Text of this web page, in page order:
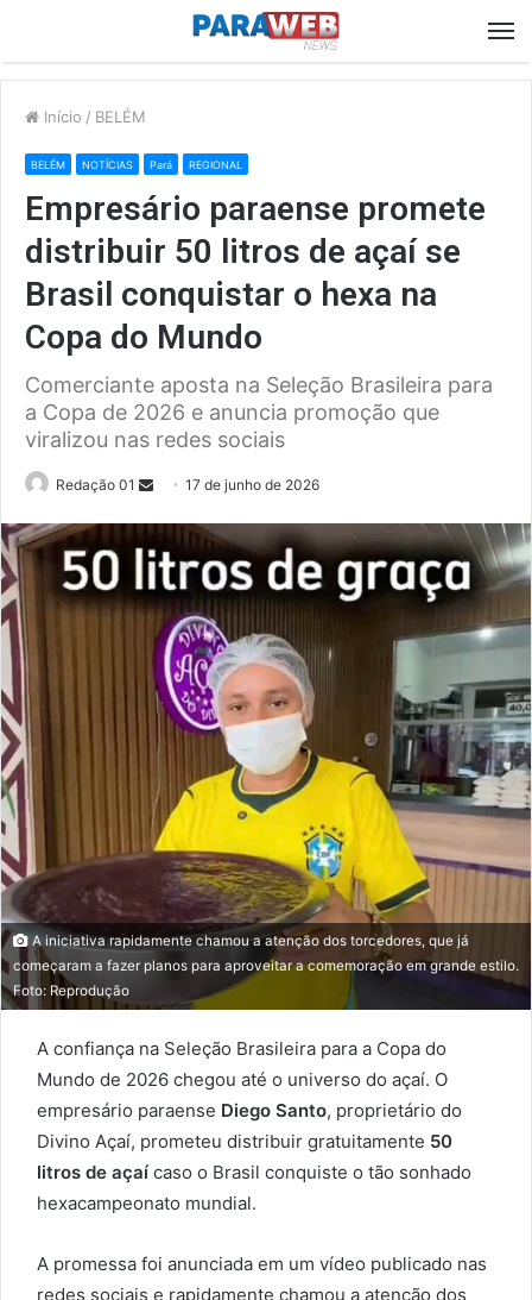
Início / BELÉM
BELÉM NOTÍCIAS Pará REGIONAL
Empresário paraense promete
distribuir 50 litros de açaí se
Brasil conquistar o hexa na
Copa do Mundo
Comerciante aposta na Seleção Brasileira para
a Copa de 2026 e anuncia promoção que
viralizou nas redes sociais
Redação 01
Send17 de junho de 2026
A iniciativa rapidamente chamou a atenção dos torcedores, que já
começaram a fazer planos para aproveitar a comemoração em grande estilo.
Foto: Reprodução
A confiança na Seleção Brasileira para a Copa do
Mundo de 2026 chegou até o universo do açaí. O
empresário paraense Diego Santo, proprietário do
Divino Açaí, prometeu distribuir gratuitamente 50
litros de açaí caso o Brasil conquiste o tão sonhado
hexacampeonato mundial.
A promessa foi anunciada em um vídeo publicado nas
redes sociais e rapidamente chamou a atenção dos